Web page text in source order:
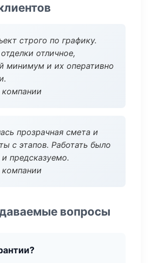
строго по графику.
отличное,
минимум и их оперативно
прозрачная смета и
с этапов. Работать было
предсказуемо.
вопросы